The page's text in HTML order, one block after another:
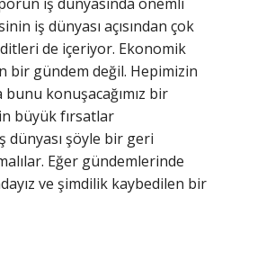
iş dünyası açısından çok
de içeriyor. Ekonomik
bir gündem değil. Hepimizin
bunu konuşacağımız bir
büyük fırsatlar
dünyası şöyle bir geri
Eğer gündemlerinde
ve şimdilik kaybedilen bir